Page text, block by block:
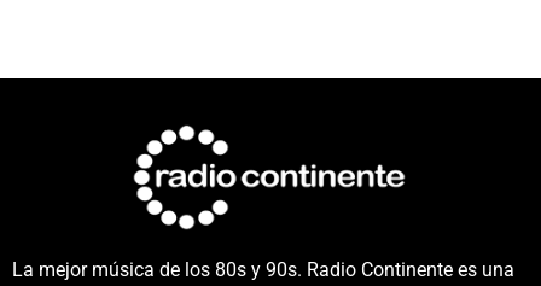
La mejor música de los 80s y 90s. Radio Continente es una